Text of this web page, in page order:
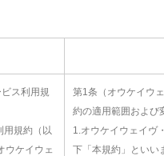
ス利用規
用規約（以
ウケイウェ
第1条（オウケイウ
約の適用範囲および
1.オウケイウェイヴ
下「本規約」といい